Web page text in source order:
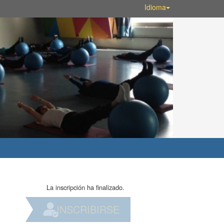
Idioma
La inscripción ha finalizado.
INSCRIBIRSE